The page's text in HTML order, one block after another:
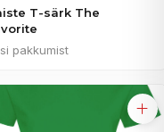
T-särk The
pakkumist